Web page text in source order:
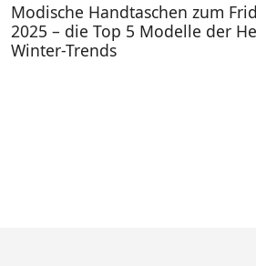
Modische Handtaschen zum
2025 – die Top 5 Modelle der
Winter-Trends